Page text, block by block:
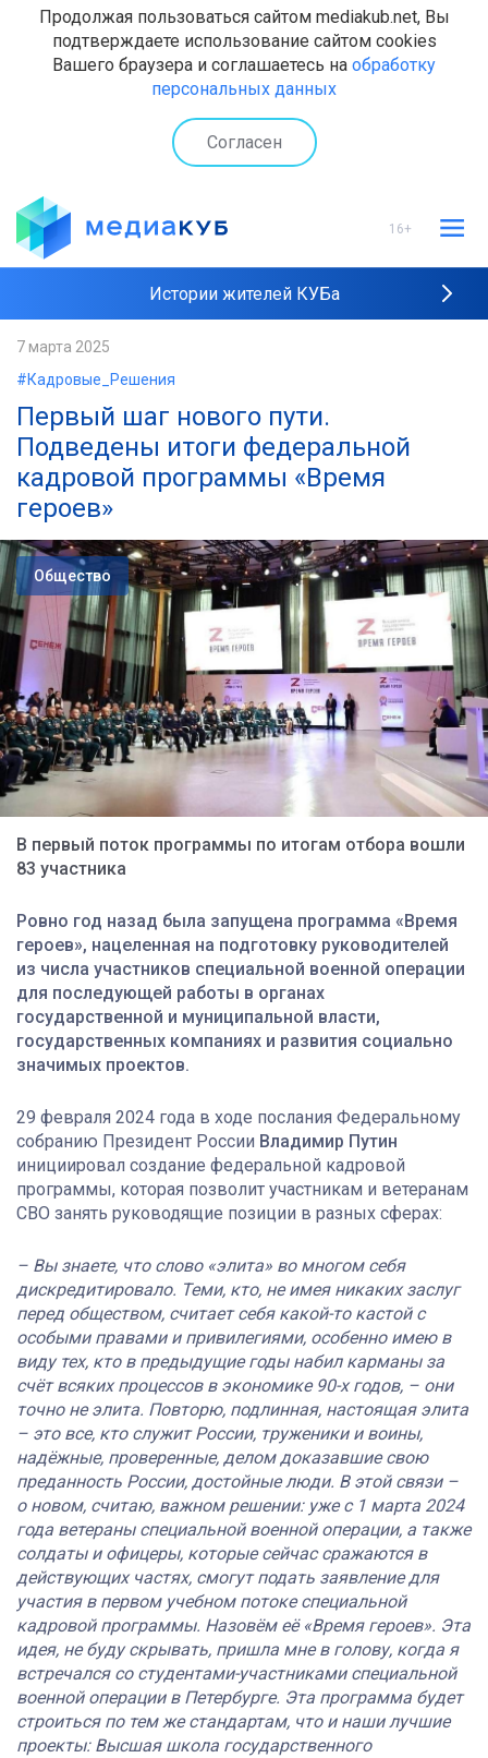
Продолжая пользоваться сайтом mediakub.net, Вы
подтверждаете использование сайтом cookies
Вашего браузера и соглашаетесь на обработку
персональных данных
Согласен
16+
Истории жителей КУБа
7 марта 2025
#Кадровые_Решения
Первый шаг нового пути.
Подведены итоги федеральной
кадровой программы «Время
героев»
Общество
В первый поток программы по итогам отбора вошли
83 участника
Ровно год назад была запущена программа «Время
героев», нацеленная на подготовку руководителей
из числа участников специальной военной операции
для последующей работы в органах
государственной и муниципальной власти,
государственных компаниях и развития социально
значимых проектов.
29 февраля 2024 года в ходе послания Федеральному
собранию Президент России Владимир Путин
инициировал создание федеральной кадровой
программы, которая позволит участникам и ветеранам
СВО занять руководящие позиции в разных сферах:
– Вы знаете, что слово «элита» во многом себя
дискредитировало. Теми, кто, не имея никаких заслуг
перед обществом, считает себя какой-то кастой с
особыми правами и привилегиями, особенно имею в
виду тех, кто в предыдущие годы набил карманы за
счёт всяких процессов в экономике 90-х годов, – они
точно не элита. Повторю, подлинная, настоящая элита
– это все, кто служит России, труженики и воины,
надёжные, проверенные, делом доказавшие свою
преданность России, достойные люди. В этой связи –
о новом, считаю, важном решении: уже с 1 марта 2024
года ветераны специальной военной операции, а также
солдаты и офицеры, которые сейчас сражаются в
действующих частях, смогут подать заявление для
участия в первом учебном потоке специальной
кадровой программы. Назовём её «Время героев». Эта
идея, не буду скрывать, пришла мне в голову, когда я
встречался со студентами-участниками специальной
военной операции в Петербурге. Эта программа будет
строиться по тем же стандартам, что и наши лучшие
проекты: Высшая школа государственного